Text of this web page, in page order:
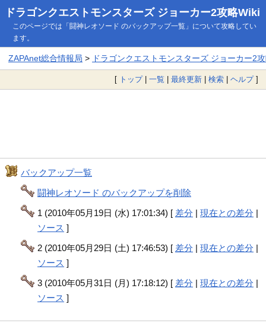
ドラゴンクエストモンスターズ ジョーカー2攻略Wiki
このページでは「闘神レオソード のバックアップ一覧」について攻略してい
ます。
ZAPAnet総合情報局 > ドラゴンクエストモンスターズ ジョーカー2
[ トップ| 一覧 | 最終更新 | 検索 | ヘルプ]
バックアップ一覧
闘神レオソード のバックアップを削除
1 (2010年05月19日 (水) 17:01:34) [ 差分 |現在との差分 |
ソース ]
2 (2010年05月29日 (土) 17:46:53) [ 差分 |現在との差分 |
ソース ]
3 (2010年05月31日 (月) 17:18:12) [ 差分 |現在との差分 |
ソース ]